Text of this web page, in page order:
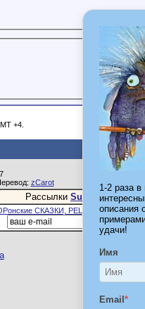
1-2 раза
описания
удачи!
Имя
Email *
+4.
zCarot
Рассылки Subscribe.Ru
СКАЗКИ, РЕЦЕПТЫ И